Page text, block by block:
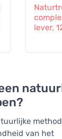
lever,
van het